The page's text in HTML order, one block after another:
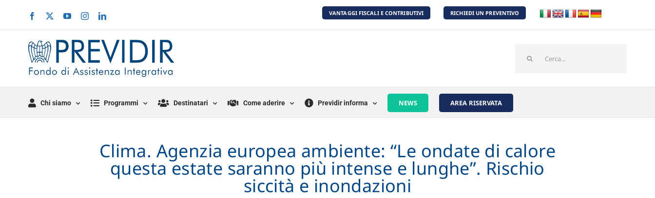
contenuto
Facebook
X YouTubeInstagramLinkedIn VANTAGGI FISCALI E CONTRIBUTIVI RICHIEDI UN PREVENTIVO
per:
Chi siamo Programmi Destinatari Come aderire Previdir informa NEWS AREA RISERVATA
Clima. Agenzia europea ambiente: “Le ondate di calore
questa estate saranno più intense e lunghe”. Rischio
siccità e inondazioni